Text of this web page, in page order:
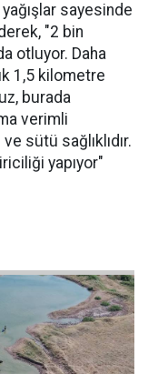
sayesinde
"2 bin
otluyor. Daha
1,5 kilometre
burada
verimli
sütü sağlıklıdır.
yapıyor"